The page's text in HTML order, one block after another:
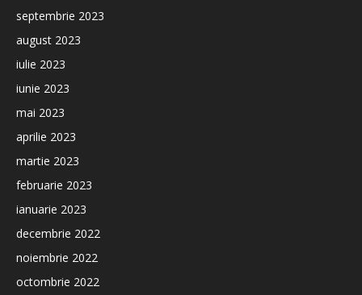
septembrie 2023
august 2023
iulie 2023
iunie 2023
mai 2023
aprilie 2023
martie 2023
februarie 2023
ianuarie 2023
decembrie 2022
noiembrie 2022
octombrie 2022